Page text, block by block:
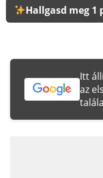
Hallgasd meg 1
Itt
az